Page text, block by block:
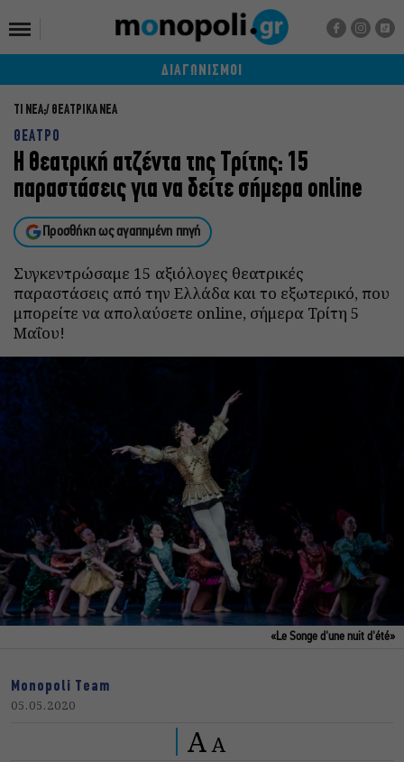
ΔΙΑΓΩΝΙΣΜΟΙ
ΤΙ ΝΕΑ; ΘΕΑΤΡΙΚΑ ΝΕΑ
ΘΕΑΤΡΟ
Η θεατρική ατζέντα της Τρίτης: 15
παραστάσεις για να δείτε σήμερα online
Προσθήκη ως αγαπημένη πηγή
Συγκεντρώσαμε 15 αξιόλογες θεατρικές
παραστάσεις από την Ελλάδα και το εξωτερικό, που
μπορείτε να απολαύσετε online, σήμερα Τρίτη 5
Μαΐου!
«Le Songe d'une nuit d'été»
Monopoli Team
05.05.2020
A A